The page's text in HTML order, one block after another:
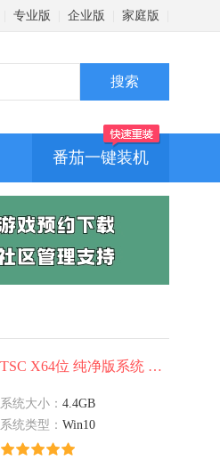
专业版 企业版 家庭版
番茄一键装机
微软最新版win10 LTSC X64位 纯净版系统 windows10 LTSC 系统下载
系统大小： 4.4GB
系统类型： Win10